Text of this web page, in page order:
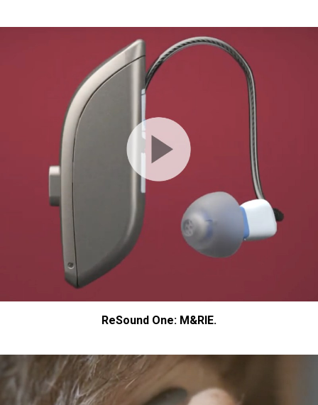
ReSound One: M&RIE.